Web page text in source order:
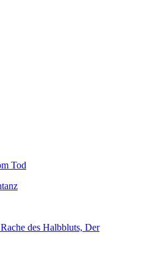
Tod
des Halbbluts, Der